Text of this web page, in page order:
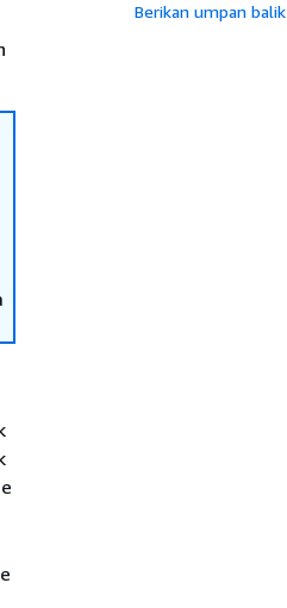
Berikan umpan balik